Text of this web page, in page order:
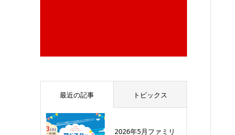
最近の記事 トピックス
2026年5月ファミリ